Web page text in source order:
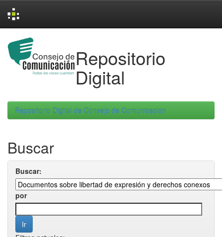
navigation
Repositorio
Digital
Repositorio Digital de Consejo de Comunicacion
Buscar
Buscar:
por